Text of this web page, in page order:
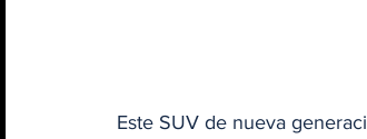
Este SUV de nueva